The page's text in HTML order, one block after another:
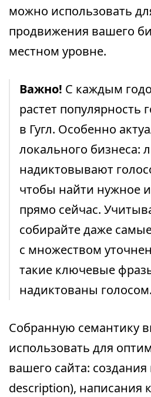
можно использовать
продвижения вашего
местном уровне.
Важно! С каждым
растет популярность
в Гугл. Особенно
локального бизнеса:
надиктовывают
чтобы найти нужное
прямо сейчас.
собирайте даже
с множеством
такие ключевые
надиктованы голосом.
Собранную семантику
использовать для
вашего сайта:
description), написания